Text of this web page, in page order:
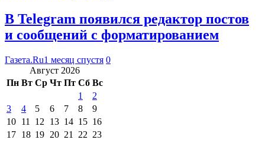
В Telegram появился редактор постов
и сообщений с форматированием
Газета.Ru1 месяц спустя 0
Август 2026
Пн Вт Ср Чт Пт Сб Вс
1
2
3
4 5 6 7 8
9
10 11 12 13 14 15 16
17 18 19 20 21 22 23